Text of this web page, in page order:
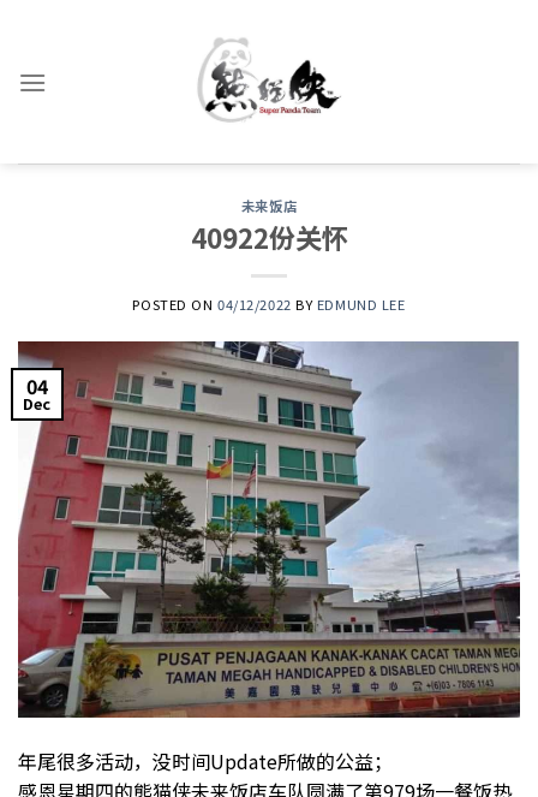
content
未来饭店
40922份关怀
POSTED ON04/12/2022 BY EDMUND LEE
04
Dec
年尾很多活动，没时间Update所做的公益；
感恩星期四的熊猫侠未来饭店车队圆满了第979场一餐饭热